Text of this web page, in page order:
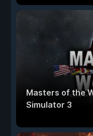
Masters of the
Simulator 3